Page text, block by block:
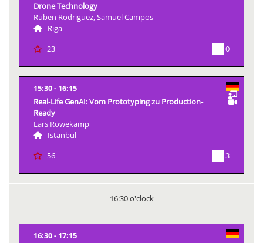
Drone Technology
Ruben Rodriguez, Samuel Campos
Riga
23
0
15:30
16:15
Real-Life GenAI: Vom Prototyping zu Production-
Ready
Lars Röwekamp
Istanbul
56
3
16:30 o'clock
16:30
17:15